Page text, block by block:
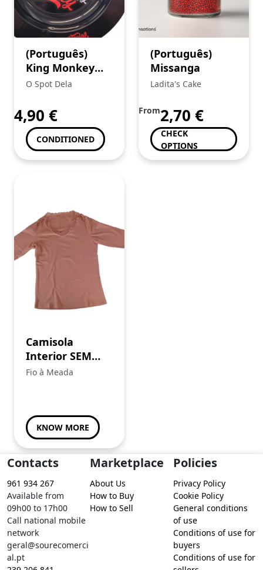
(Português)
King Monkey
Cinzeiro (3)+
Brown
O Spot Dela
4,90 €
CONDITIONED
(Português)
Missanga
Ladita's Cake
From2,70 €
CHECK
OPTIONS
Camisola
Interior SEM
PREÇO
Fio à Meada
KNOW MORE
Contacts
961 934 267
Available from
09h00 to 17h00
Call national mobile
network
geral@sourecomerci
al.pt
Marketplace
About Us
How to Buy
How to Sell
Policies
Privacy Policy
Cookie Policy
General conditions
of use
Conditions of use for
buyers
Conditions of use for